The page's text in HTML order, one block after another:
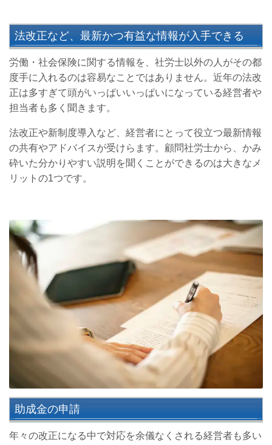
法改正など、最新かつ有益な情報が入手できる
労働・社会保険に関する情報を、社労士以外の人がその都
度手に入れるのは容易なことではありません。近年の法改
正は多すぎて頭がいっぱいいっぱいになっている経営者や
担当者も多く聞きます。
法改正や新制度導入など、経営者にとって役立つ最新情報
の共有やアドバイスが受けらます。顧問社労士から、かみ
砕いた分かりやすい説明を聞くことができるのは大きなメ
リットの1つです。
助成金の申請
年々の改正になる中で対応を余儀なくされる経営者も多い